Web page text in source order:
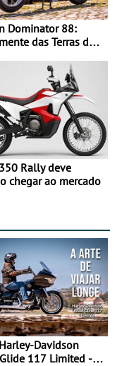
Dominator 88:
das Terras de
Rally deve
chegar ao mercado
Davidson
117 Limited - A